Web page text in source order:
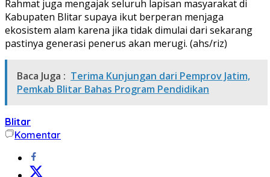
Rahmat juga mengajak seluruh lapisan masyarakat di
Kabupaten Blitar supaya ikut berperan menjaga
ekosistem alam karena jika tidak dimulai dari sekarang
pastinya generasi penerus akan merugi. (ahs/riz)
Baca Juga : Terima Kunjungan dari Pemprov Jatim,
Pemkab Blitar Bahas Program Pendidikan
Blitar
Komentar